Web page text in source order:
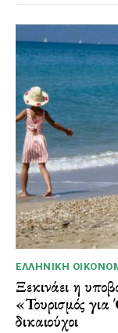
ΕΛΛΗΝΙΚΉ
Ξεκινάει η
«Τουρισμός
δικαιούχοι